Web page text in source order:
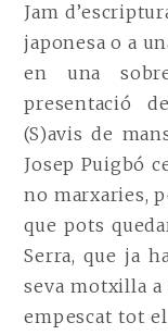
Jam
japonesa o a
en una
presentació
(S)avis de
Josep Puigbó
no marxaries,
que pots
Serra, que ja
seva motxilla a
empescat tot